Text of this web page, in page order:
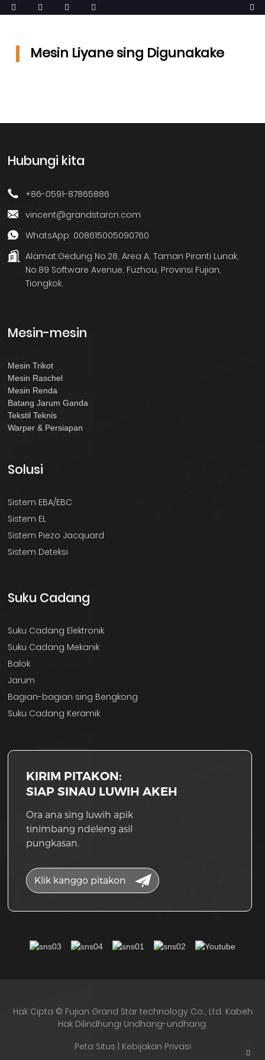
Mesin Liyane sing Digunakake
Hubungi kita
+86-0591-87865886
vincent@grandstarcn.com
WhatsApp: 008615005090760
Alamat:Gedung No.28, Area A, Taman Piranti Lunak,
No.89 Software Avenue, Fuzhou, Provinsi Fujian,
Tiongkok.
Mesin-mesin
Mesin Trikot
Mesin Raschel
Mesin Renda
Batang Jarum Ganda
Tekstil Teknis
Warper & Persiapan
Solusi
Sistem EBA/EBC
Sistem EL
Sistem Piezo Jacquard
Sistem Deteksi
Suku Cadang
Suku Cadang Elektronik
Suku Cadang Mekanik
Balok
Jarum
Bagian-bagian sing Bengkong
Suku Cadang Keramik
KIRIM PITAKON:
SIAP SINAU LUWIH AKEH
Ora ana sing luwih apik
tinimbang ndeleng asil
pungkasan.
Klik kanggo pitakon
Hak Cipta © Fujian Grand Star technology Co., Ltd. Kabeh
Hak Dilindhungi Undhang-undhang.
Peta Situs | Kebijakan Privasi